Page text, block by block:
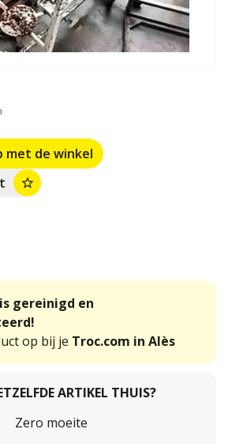
met de winkel
star_border
gereinigd en
op bij je Troc.com in Alès
ARTIKEL THUIS?
Zero moeite